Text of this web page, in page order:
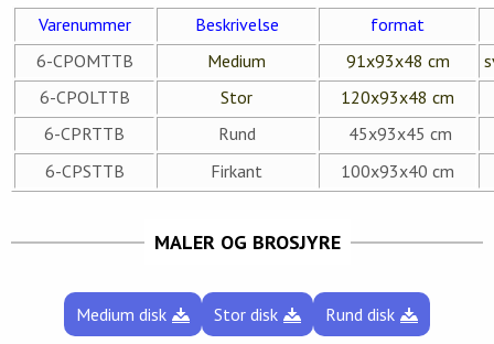
Varenummer Beskrivelse
format
6-CPOMTTB
Medium 91x93x48 cm
6-CPOLTTB
Stor
120x93x48 cm
6-CPRTTB
Rund
45x93x45 cm
6-CPSTTB
Firkant 100x93x40 cm
MALER OG BROSJYRE
Medium disk Stor disk Rund disk